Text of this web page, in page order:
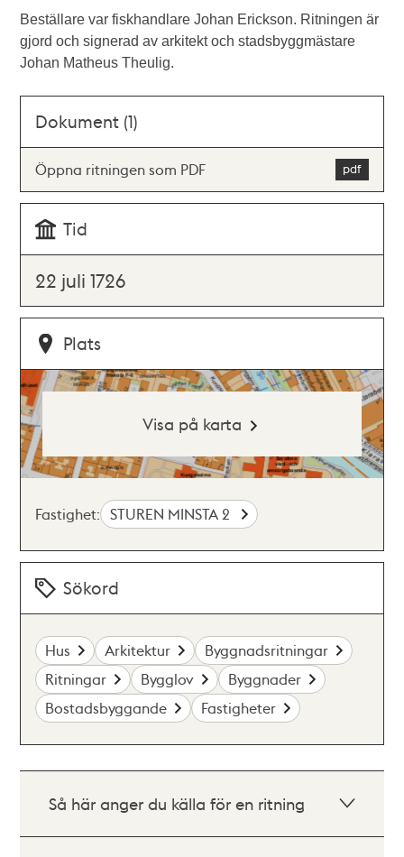
Beställare var fiskhandlare Johan Erickson. Ritningen är
gjord och signerad av arkitekt och stadsbyggmästare
Johan Matheus Theulig.
Dokument (1)
Öppna ritningen som PDF
Tid
22 juli 1726
Plats
Visa på karta
Fastighet: STUREN MINSTA 2
Sökord
Hus Arkitektur
Byggnadsritningar
Ritningar
Bygglov
Byggnader
Bostadsbyggande
Fastigheter
Så här anger du källa för en ritning